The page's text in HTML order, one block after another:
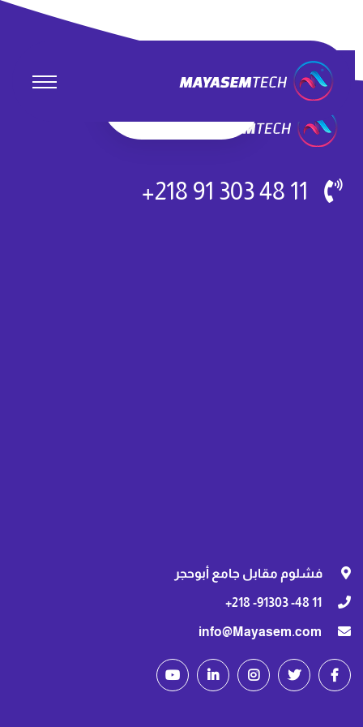
11 48 303 91 218+
فشلوم مقابل جامع أبوحجر
11 48- 91303- 218+
info@Mayasem.com